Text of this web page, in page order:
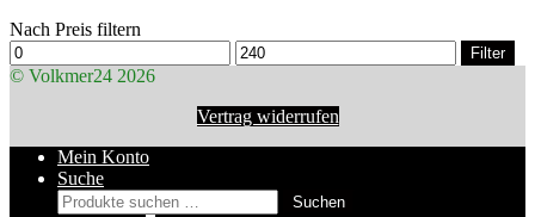
Nach Preis filtern
Min.
Preis
Max.
Preis
Filter
© Volkmer24 2026
Vertrag widerrufen
Mein Konto
Suche
Suchen
Suchen